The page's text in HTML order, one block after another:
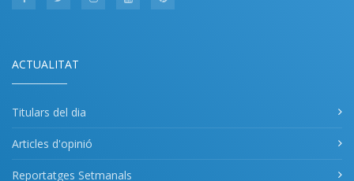
ACTUALITAT
Titulars del dia
Articles d'opinió
Reportatges Setmanals